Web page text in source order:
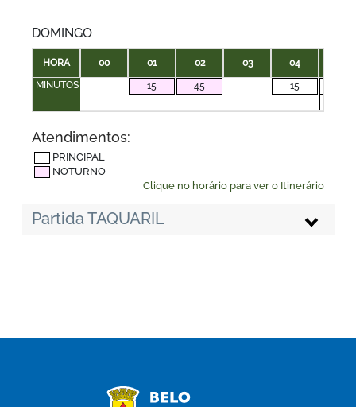
DOMINGO
HORA 00 01 02 03 04
MINUTOS
15 45 15
Atendimentos:
PRINCIPAL
NOTURNO
Clique no horário para ver o Itinerário
Partida TAQUARIL